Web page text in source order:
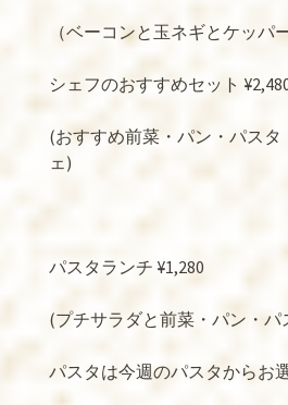
（ベーコンと玉ネギとケッパ
シェフのおすすめセット
(おすすめ前菜・パン・パスタ
ェ)
パスタランチ ¥1,280
(プチサラダと前菜・パン・パ
パスタは今週のパスタからお